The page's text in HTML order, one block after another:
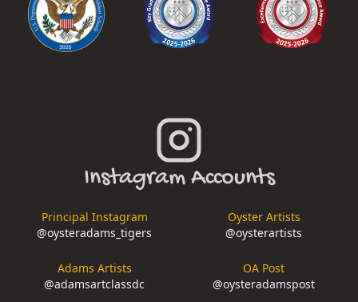
Instagram Accounts
Principal Instagram
@oysteradams_tigers
Oyster Artists
@oysterartists
Adams Artists
@adamsartclassdc
OA Post
@oysteradamspost